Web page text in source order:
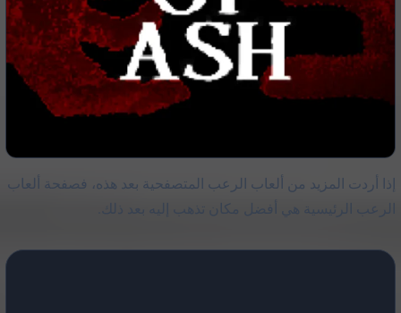
إذا أردت المزيد من ألعاب الرعب المتصفحية بعد هذه، فصفحة ألعاب
الرعب الرئيسية هي أفضل مكان تذهب إليه بعد ذلك.